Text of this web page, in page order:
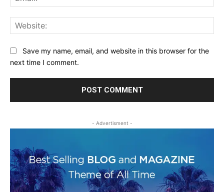
Save my name, email, and website in this browser for the
next time I comment.
- Advertisment -